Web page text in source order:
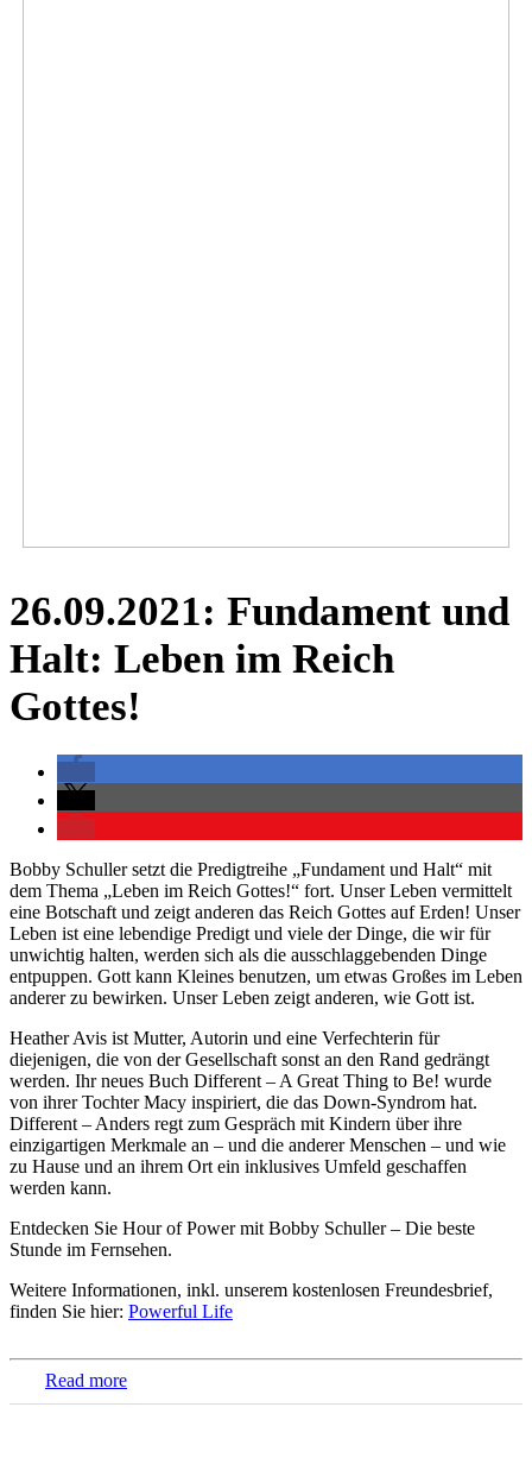
26.09.2021: Fundament und
Halt: Leben im Reich
Gottes!
Bobby Schuller setzt die Predigtreihe „Fundament und Halt“ mit
dem Thema „Leben im Reich Gottes!“ fort. Unser Leben vermittelt
eine Botschaft und zeigt anderen das Reich Gottes auf Erden! Unser
Leben ist eine lebendige Predigt und viele der Dinge, die wir für
unwichtig halten, werden sich als die ausschlaggebenden Dinge
entpuppen. Gott kann Kleines benutzen, um etwas Großes im Leben
anderer zu bewirken. Unser Leben zeigt anderen, wie Gott ist.
Heather Avis ist Mutter, Autorin und eine Verfechterin für
diejenigen, die von der Gesellschaft sonst an den Rand gedrängt
werden. Ihr neues Buch Different – A Great Thing to Be! wurde
von ihrer Tochter Macy inspiriert, die das Down-Syndrom hat.
Different – Anders regt zum Gespräch mit Kindern über ihre
einzigartigen Merkmale an – und die anderer Menschen – und wie
zu Hause und an ihrem Ort ein inklusives Umfeld geschaffen
werden kann.
Entdecken Sie Hour of Power mit Bobby Schuller – Die beste
Stunde im Fernsehen.
Weitere Informationen, inkl. unserem kostenlosen Freundesbrief,
finden Sie hier: Powerful Life
Read more